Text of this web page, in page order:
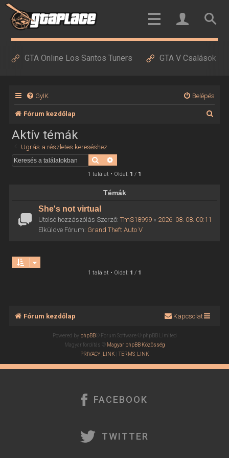
GTA Online Los Santos Tuners GTA V Csalások
GyIK Belépés
Fórum kezdőlap
Aktív témák
Ugrás a részletes kereséshez
Keresés
1 találat • Oldal: 1 / 1
Témák
She's not virtual
Utolsó hozzászólás Szerző: TmS18999« 2026. 08. 08. 00:11
Elküldve Fórum: Grand Theft Auto V
1 találat • Oldal: 1 / 1
Fórum kezdőlap Kapcsolat
Powered by phpBB® Forum Software © phpBB Limited
Magyar fordítás ©
Magyar phpBB Közösség
PRIVACY_LINK| TERMS_LINK
FACEBOOK
TWITTER